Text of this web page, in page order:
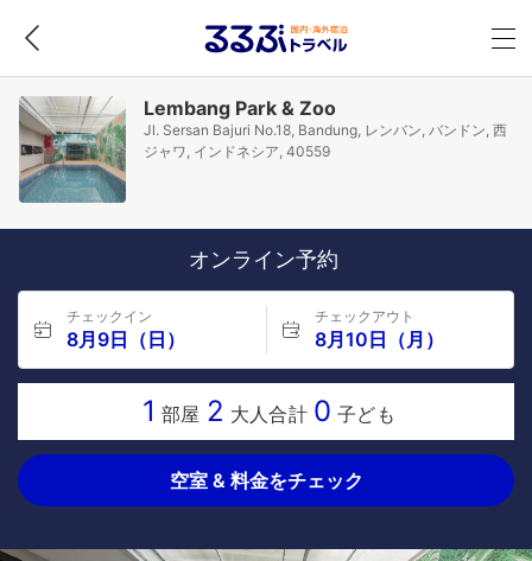
Lembang Park & Zoo
Jl. Sersan Bajuri No.18, Bandung, レンバン, バンドン, 西
ジャワ, インドネシア, 40559
オンライン予約
チェックイン
8月9日（日）
チェックアウト
8月10日（月）
1 部屋 2 大人合計 0 子ども
空室 & 料金をチェック